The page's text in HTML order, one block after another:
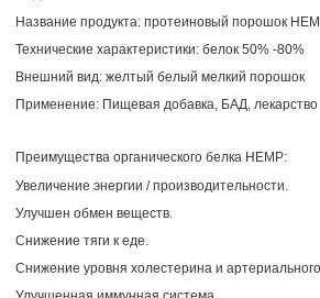
Название продукта: протеиновый порошок
Технические характеристики: белок 50% -80%
Внешний вид: желтый белый мелкий порошок
Применение: Пищевая добавка, БАД, лекарство
Преимущества органического белка HEMP:
Увеличение энергии / производительности.
Улучшен обмен веществ.
Снижение тяги к еде.
Снижение уровня холестерина и